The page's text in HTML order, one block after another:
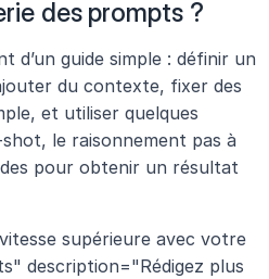
des prompts ?
d’un guide simple : définir un
du contexte, fixer des
et utiliser quelques
le raisonnement pas à
pour obtenir un résultat
supérieure avec votre
description="Rédigez plus